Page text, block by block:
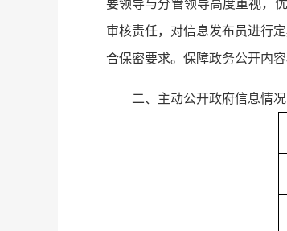
审核责任，对信息发布员进行
合保密要求。保障政务公开内
二、主动公开政府信息情况